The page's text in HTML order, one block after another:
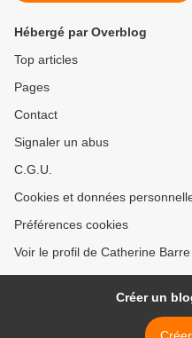
Hébergé par Overblog
Top articles
Pages
Contact
Signaler un abus
C.G.U.
Cookies et données
Préférences cookies
Voir le profil de Catherine
Créer un